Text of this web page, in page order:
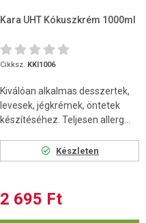
Kara UHT Kókuszkrém 1000ml
Cikksz. KKI1006
Kiválóan alkalmas desszertek,
levesek, jégkrémek, öntetek
készítéséhez. Teljesen allerg...
Készleten
2 695 Ft